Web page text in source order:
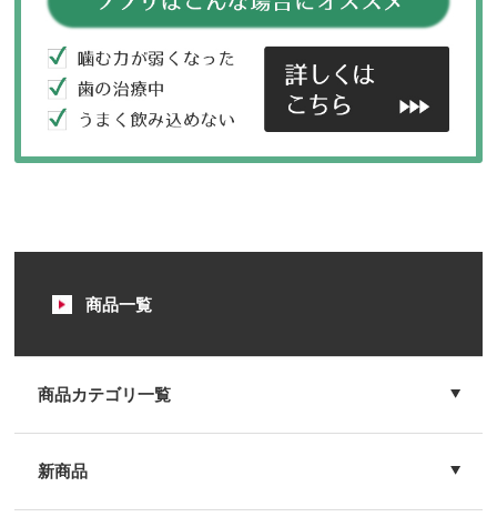
商品一覧
商品カテゴリ一覧
新商品